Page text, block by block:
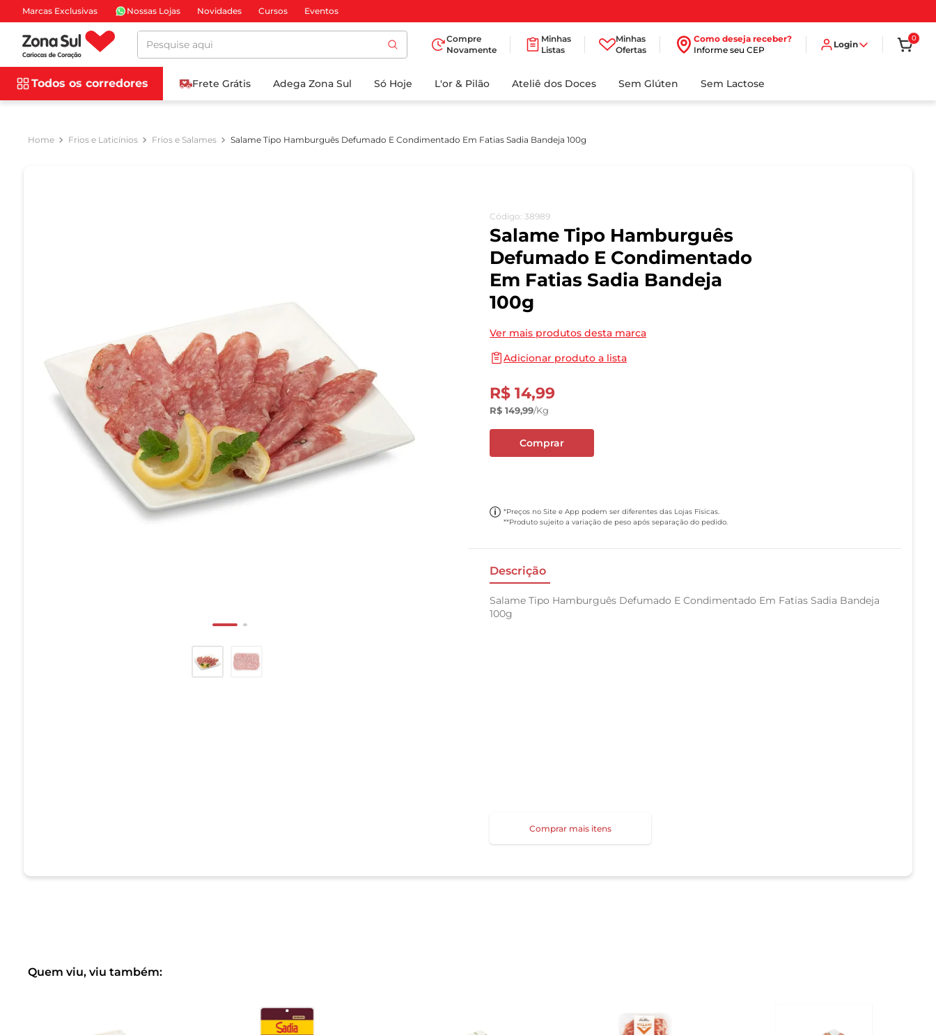
Marcas Exclusivas Nossas Lojas Novidades Cursos Eventos
Pesquise aqui
Compre
Novamente
Minhas
Listas
Minhas
Ofertas
Como deseja receber?
Informe seu CEP
Login
0
Todos os corredores Frete Grátis Adega Zona Sul Só Hoje L'or & Pilão Ateliê dos Doces Sem Glúten Sem Lactose
Frios e Laticínios Frios e Salames Salame Tipo Hamburguês Defumado E Condimentado Em Fatias Sadia Bandeja 100g
Código: 38989
Salame Tipo Hamburguês
Defumado E Condimentado
Em Fatias Sadia Bandeja
100g
Ver mais produtos desta marca
Adicionar produto a lista
R$ 14,99
R$ 149,99/kg
Comprar
*Preços no Site e App podem ser diferentes das Lojas Físicas.
**Produto sujeito a variação de peso após separação do pedido.
Descrição
Salame Tipo Hamburguês Defumado E Condimentado Em Fatias Sadia Bandeja
100g
Comprar mais itens
Quem viu, viu também:
BUSCADOS